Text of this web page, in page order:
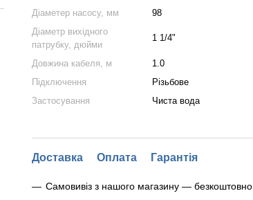
Діаметер насосу, мм
98
Діаметр вихідного
патрубку, дюйми
1 1/4"
Довжина кабеля, м
1.0
Підключення
Різьбове
Застосування
Чиста вода
Доставка Оплата Гарантія
Самовивіз з нашого магазину — безкоштовно.